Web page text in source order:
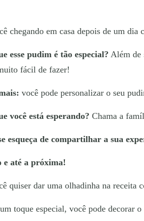
chegando em casa depois de um
esse pudim é tão especial? Além de
fácil de fazer!
você pode personalizar o seu
você está esperando? Chama a
esqueça de compartilhar a sua
e até a próxima!
quiser dar uma olhadinha na
toque especial, você pode decorar